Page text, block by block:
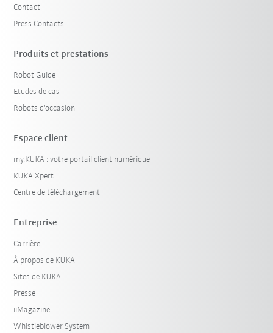
Contact
Press Contacts
Produits et prestations
Robot Guide
Etudes de cas
Robots d'occasion
Espace client
my.KUKA : votre portail client numérique
KUKA Xpert
Centre de téléchargement
Entreprise
Carrière
À propos de KUKA
Sites de KUKA
Presse
iiMagazine
Whistleblower System